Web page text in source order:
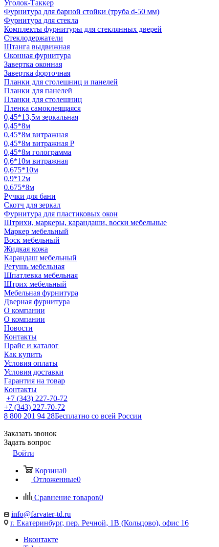
Уголок-Таккер
Фурнитура для барной стойки (труба d-50 мм)
Фурнитура для стекла
Комплекты фурнитуры для стеклянных дверей
Стеклодержатели
Штанга выдвижная
Оконная фурнитура
Завертка оконная
Завертка форточная
Планки для столешниц и панелей
Планки для панелей
Планки для столешниц
Пленка самоклеящаяся
0,45*13,5м зеркальная
0,45*8м
0,45*8м витражная
0,45*8м витражная Р
0,45*8м голограмма
0,6*10м витражная
0,675*10м
0,9*12м
0.675*8м
Ручки для бани
Скотч для зеркал
Фурнитура для пластиковых окон
Штрихи, маркеры, карандаши, воски мебельные
Маркер мебельный
Воск мебельный
Жидкая кожа
Карандаш мебельный
Ретушь мебельная
Шпатлевка мебельная
Штрих мебельный
Мебельная фурнитура
Дверная фурнитура
О компании
О компании
Новости
Контакты
Прайс и каталог
Как купить
Условия оплаты
Условия доставки
Гарантия на товар
Контакты
+7 (343) 227-70-72
+7 (343) 227-70-72
8 800 201 94 28Бесплатно со всей России
Заказать звонок
Задать вопрос
Войти
Корзина0
Отложенные0
Сравнение товаров0
info@farvater-td.ru
г. Екатеринбург, пер. Речной, 1В (Кольцово), офис 16
Вконтакте